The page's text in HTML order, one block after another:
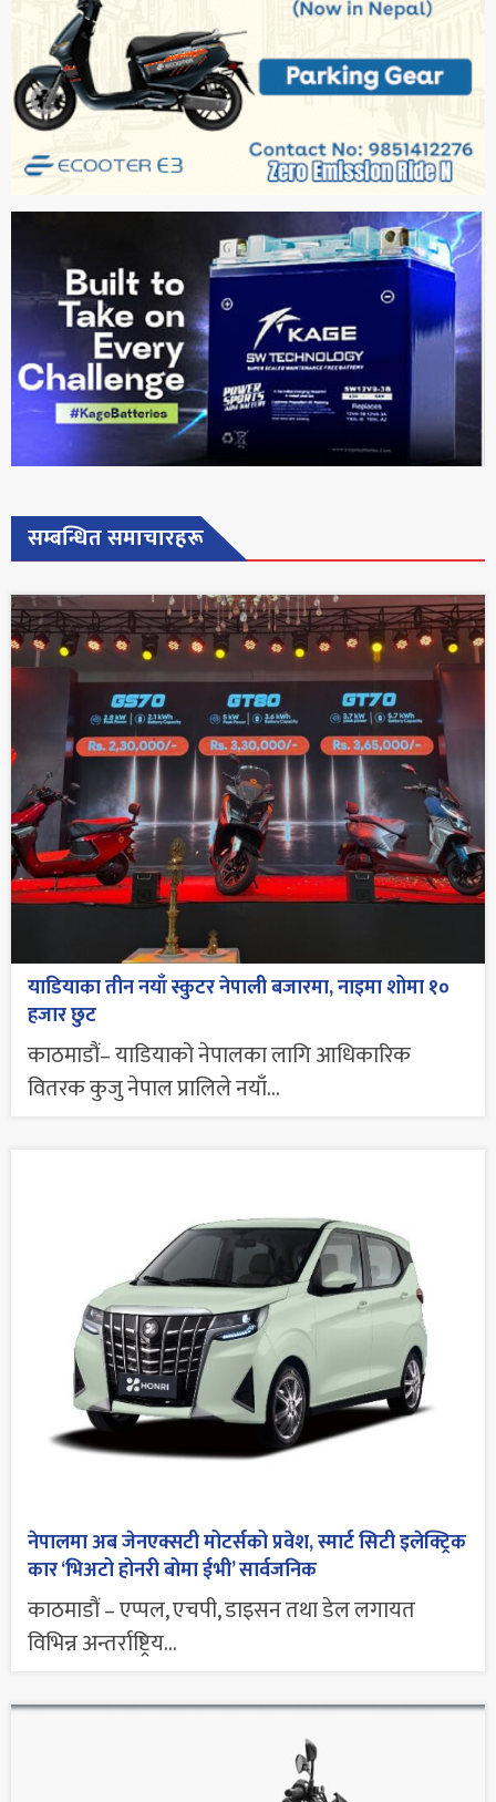
सम्बन्धित समाचारहरू
याडियाका तीन नयाँ स्कुटर नेपाली बजारमा, नाइमा शोमा १०
हजार छुट
काठमाडौं– याडियाको नेपालका लागि आधिकारिक
वितरक कुजु नेपाल प्रालिले नयाँ...
नेपालमा अब जेनएक्सटी मोटर्सको प्रवेश, स्मार्ट सिटी इलेक्ट्रिक
कार ‘भिअटो होनरी बोमा ईभी’ सार्वजनिक
काठमाडौं – एप्पल, एचपी, डाइसन तथा डेल लगायत
विभिन्न अन्तर्राष्ट्रिय...